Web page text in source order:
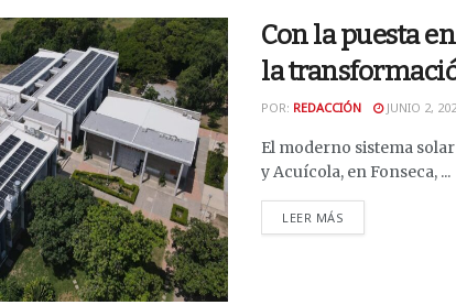
Con la puesta
la
POR: REDACCIÓN JUNIO 2,
El moderno sistema
y Acuícola, en Fonseca, ...
LEER MÁS